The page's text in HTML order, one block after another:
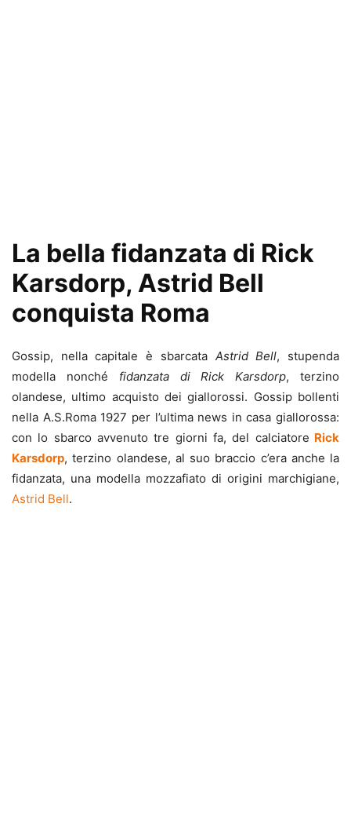
La bella fidanzata di Rick
Karsdorp, Astrid Bell
conquista Roma
Gossip, nella capitale è sbarcata Astrid Bell, stupenda
modella nonché fidanzata di Rick Karsdorp, terzino
olandese, ultimo acquisto dei giallorossi. Gossip bollenti
nella A.S.Roma 1927 per l’ultima news in casa giallorossa:
con lo sbarco avvenuto tre giorni fa, del calciatore Rick
Karsdorp, terzino olandese, al suo braccio c’era anche la
fidanzata, una modella mozzafiato di origini marchigiane,
Astrid Bell.